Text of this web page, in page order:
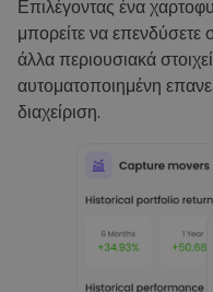
Επιλέγοντας ένα
μπορείτε να επενδύσετε
άλλα περιουσιακά
αυτοματοποιημένη
διαχείριση.